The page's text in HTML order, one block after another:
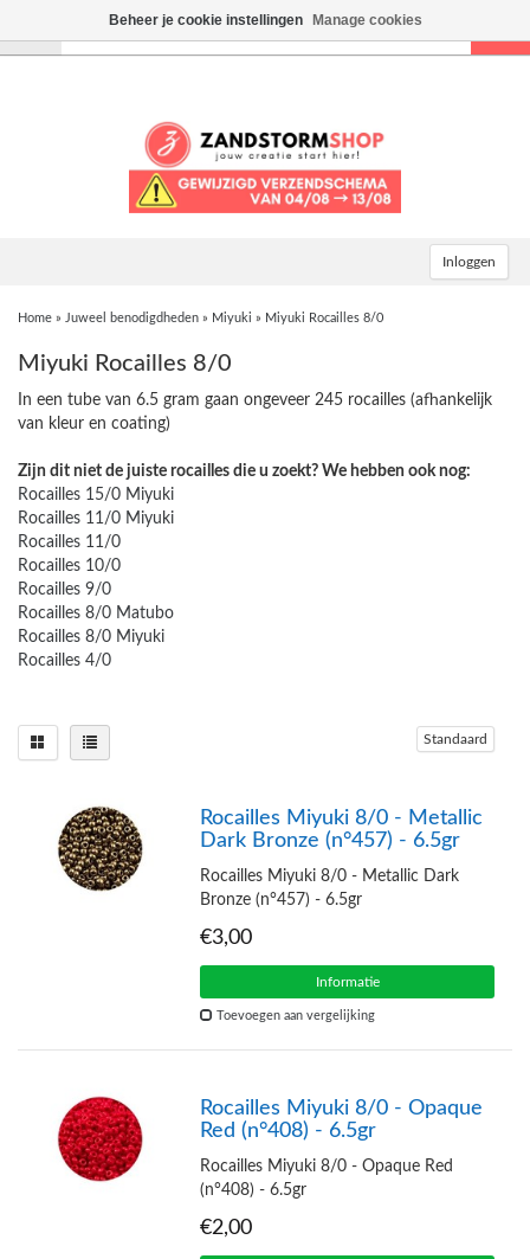
Inloggen
Home » Juweel benodigdheden » Miyuki » Miyuki Rocailles 8/0
Miyuki Rocailles 8/0
In een tube van 6.5 gram gaan ongeveer 245 rocailles (afhankelijk
van kleur en coating)
Zijn dit niet de juiste rocailles die u zoekt? We hebben ook nog:
Rocailles 15/0 Miyuki
Rocailles 11/0 Miyuki
Rocailles 11/0
Rocailles 10/0
Rocailles 9/0
Rocailles 8/0 Matubo
Rocailles 8/0 Miyuki
Rocailles 4/0
Standaard
Rocailles Miyuki 8/0 - Metallic
Dark Bronze (n°457) - 6.5gr
Rocailles Miyuki 8/0 - Metallic Dark
Bronze (n°457) - 6.5gr
€3,00
Informatie
Toevoegen aan vergelijking
Rocailles Miyuki 8/0 - Opaque
Red (n°408) - 6.5gr
Rocailles Miyuki 8/0 - Opaque Red
(n°408) - 6.5gr
€2,00
Beheer je cookie instellingen Manage cookies